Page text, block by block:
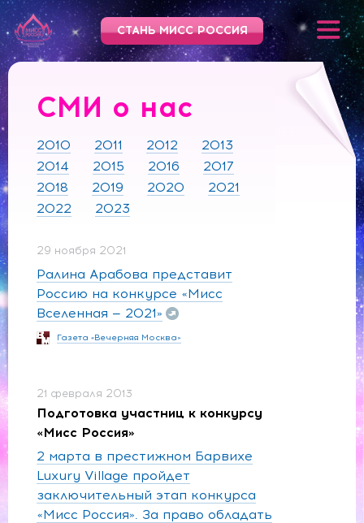
СТАНЬ МИСС РОССИЯ
СМИ о нас
2010 2011 2012
2013
2014
2015 2016
2017
2018
2019 2020
2021
2022
2023
29 ноября 2021
Ралина Арабова представит
Россию на конкурсе «Мисс
Вселенная — 2021»
Газета «Вечерняя Москва»
21 февраля 2013
Подготовка участниц к конкурсу
«Мисс Россия»
2 марта в престижном Барвихе
Luxury Village пройдет
заключительный этап конкурса
«Мисс Россия». За право обладать